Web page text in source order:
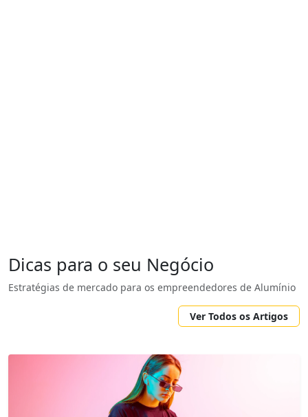
Dicas para o seu Negócio
Estratégias de mercado para os empreendedores de Alumínio
Ver Todos os Artigos